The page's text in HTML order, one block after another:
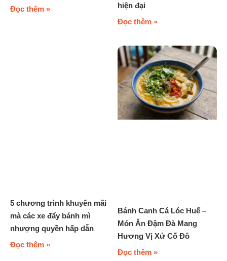
Đọc thêm »
hiện đại
Đọc thêm »
5 chương trình khuyến mãi
mà các xe đẩy bánh mì
nhượng quyền hấp dẫn
Đọc thêm »
Bánh Canh Cá Lóc Huế –
Món Ăn Đậm Đà Mang
Hương Vị Xứ Cố Đô
Đọc thêm »